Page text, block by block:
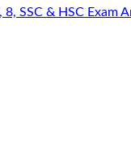
SSC & HSC Exam